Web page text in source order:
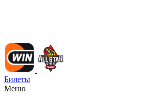
Билеты
Меню